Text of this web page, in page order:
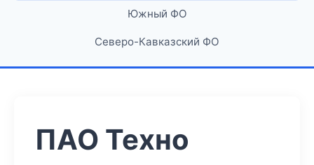
Южный ФО
Северо-Кавказский ФО
ПАО Техно